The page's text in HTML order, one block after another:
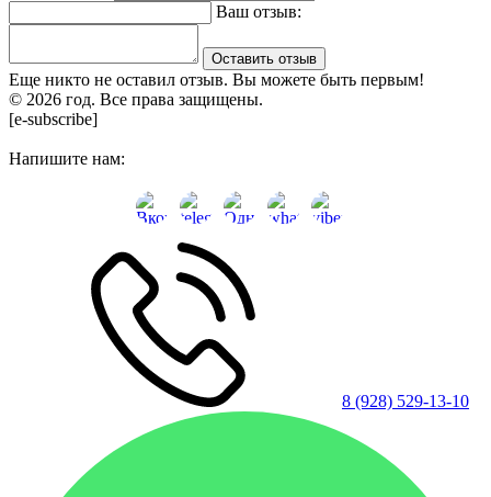
Ваш отзыв:
Оставить отзыв
Еще никто не оставил отзыв. Вы можете быть первым!
© 2026 год. Все права защищены.
[e-subscribe]
Напишите нам:
8 (928) 529-13-10